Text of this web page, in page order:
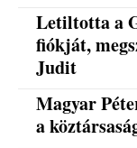
Letiltotta a
fiókját,
Judit
Magyar
a